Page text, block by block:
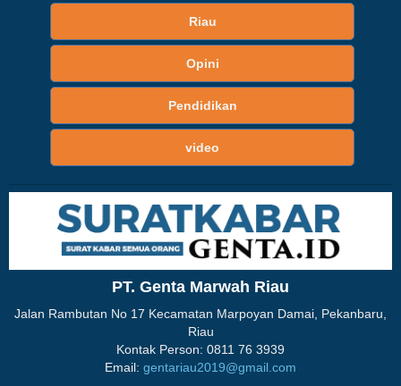
Riau
Opini
Pendidikan
video
PT. Genta Marwah Riau
Jalan Rambutan No 17 Kecamatan Marpoyan Damai, Pekanbaru,
Riau
Kontak Person: 0811 76 3939
Email: gentariau2019@gmail.com